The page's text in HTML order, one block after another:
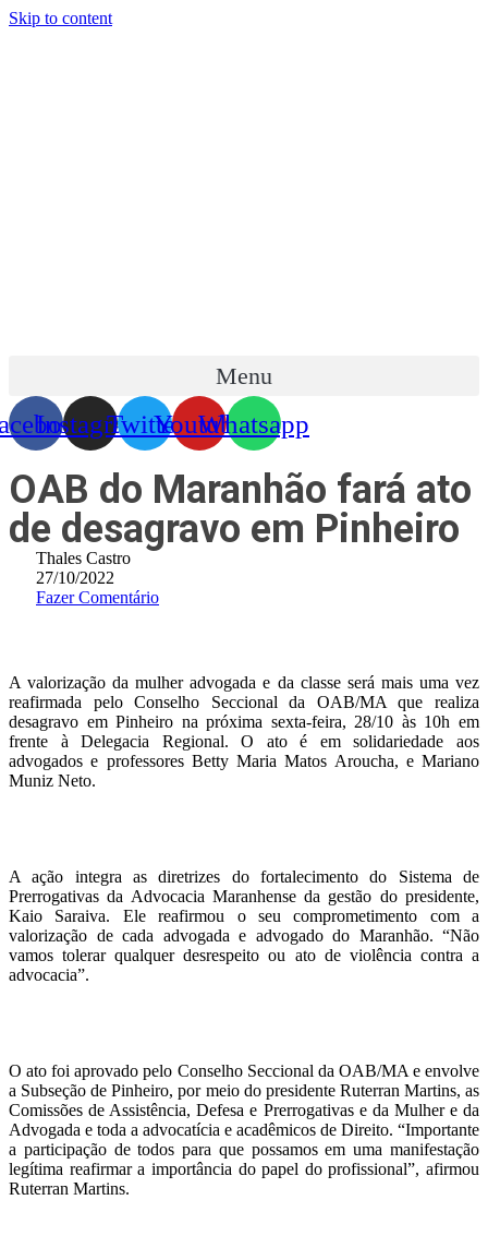
Skip to content
Menu
InstagramTwitterYoutubeWhatsapp
OAB do Maranhão fará ato
de desagravo em Pinheiro
Thales Castro
27/10/2022
Fazer Comentário
A valorização da mulher advogada e da classe será mais uma vez
reafirmada pelo Conselho Seccional da OAB/MA que realiza
desagravo em Pinheiro na próxima sexta-feira, 28/10 às 10h em
frente à Delegacia Regional. O ato é em solidariedade aos
advogados e professores Betty Maria Matos Aroucha, e Mariano
Muniz Neto.
A ação integra as diretrizes do fortalecimento do Sistema de
Prerrogativas da Advocacia Maranhense da gestão do presidente,
Kaio Saraiva. Ele reafirmou o seu comprometimento com a
valorização de cada advogada e advogado do Maranhão. “Não
vamos tolerar qualquer desrespeito ou ato de violência contra a
advocacia”.
O ato foi aprovado pelo Conselho Seccional da OAB/MA e envolve
a Subseção de Pinheiro, por meio do presidente Ruterran Martins, as
Comissões de Assistência, Defesa e Prerrogativas e da Mulher e da
Advogada e toda a advocatícia e acadêmicos de Direito. “Importante
a participação de todos para que possamos em uma manifestação
legítima reafirmar a importância do papel do profissional”, afirmou
Ruterran Martins.